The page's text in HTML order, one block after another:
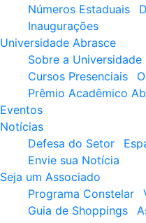
Números Estaduais
Inaugurações
Universidade Abrasce
Sobre a Universidade
Cursos Presenciais
Prêmio Acadêmico
Eventos
Notícias
Defesa do Setor
Envie sua Notícia
Seja um Associado
Programa Constelar
Guia de Shoppings